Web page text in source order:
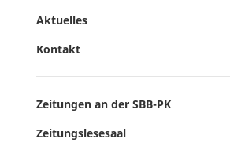
Aktuelles
Kontakt
Zeitungen an der SBB-PK
Zeitungslesesaal